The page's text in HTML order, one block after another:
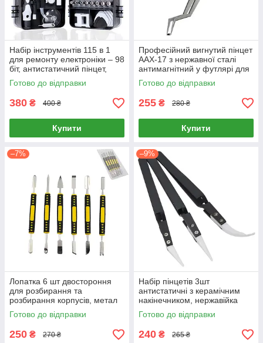
Набір інструментів 115 в 1
для ремонту електроніки – 98
біт, антистатичний пінцет,
знімачки, кейс
Готово до відправки
380 ₴ 400 ₴
Купити
Професійний вигнутий пінцет
AAX-17 з нержавної сталі
антимагнітний у футлярі для
прецизійного паяння й
ремонту мікросхем
Готово до відправки
255 ₴ 280 ₴
Купити
–7%
Лопатка 6 шт двостороння
для розбирання та
розбирання корпусів, метал
Готово до відправки
250 ₴ 270 ₴
–9%
Набір пінцетів 3шт
антистатичні з керамічним
накінечником, нержавійка
Готово до відправки
240 ₴ 265 ₴